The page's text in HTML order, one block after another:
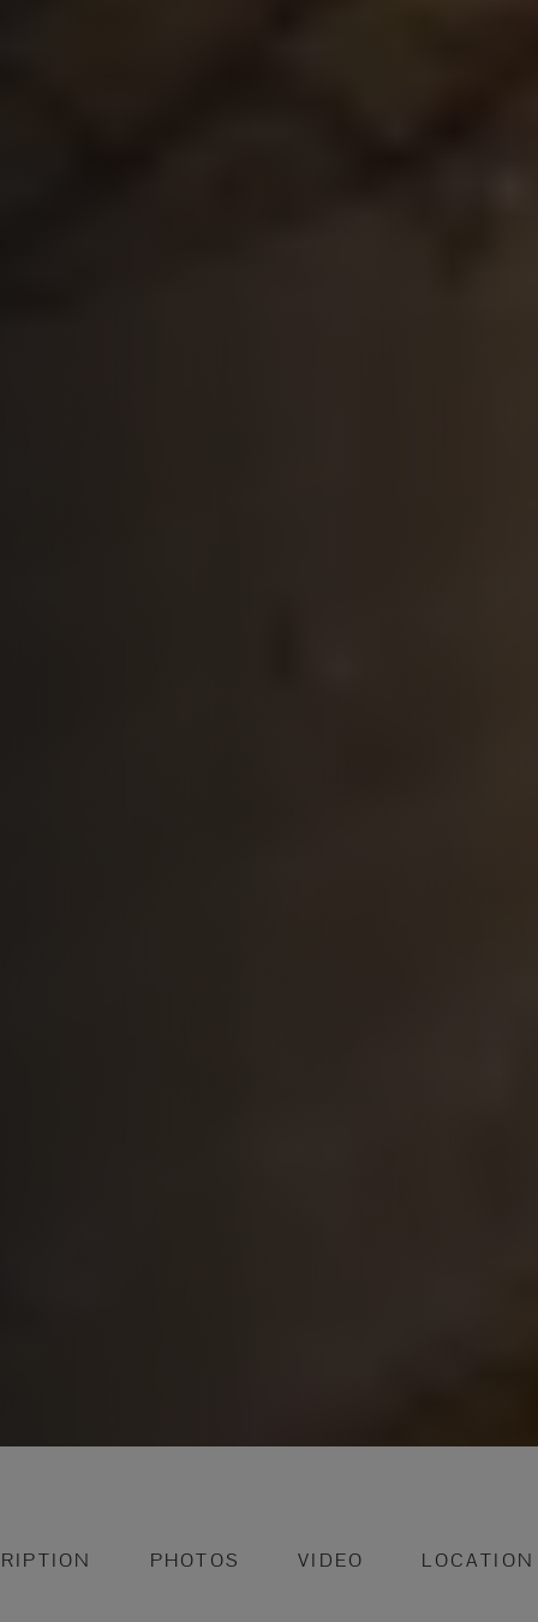
PHOTOS VIDEO LOCATION